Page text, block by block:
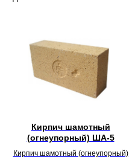
Кирпич шамотный
(огнеупорный) ША-5
Кирпич шамотный (огнеупорный)